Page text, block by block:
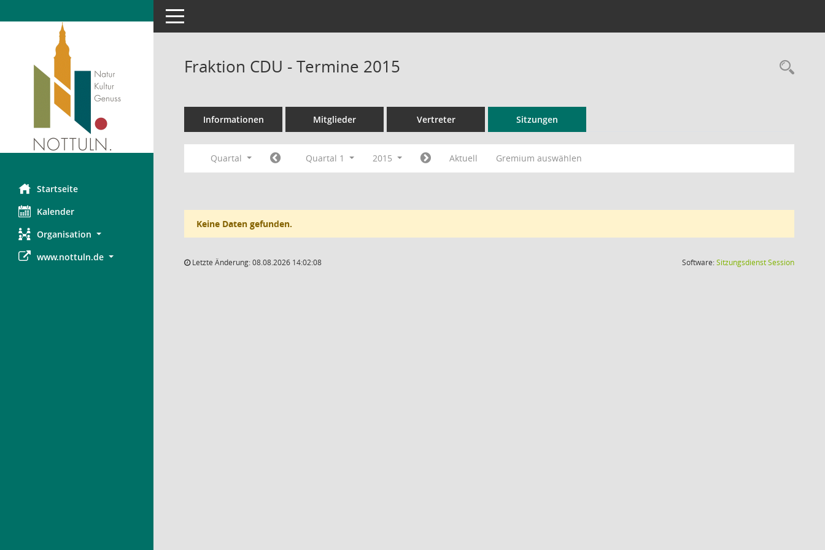
Startseite
Kalender
Organisation
www.nottuln.de
Toggle navigation
Fraktion CDU - Termine 2015
Informationen Mitglieder Vertreter Sitzungen
Quartal Quartal 1 2015 Aktuell Gremium auswählen
Keine Daten gefunden.
Letzte Änderung: 08.08.2026 14:02:08 Software:SitzungsdienstSession(Wird in